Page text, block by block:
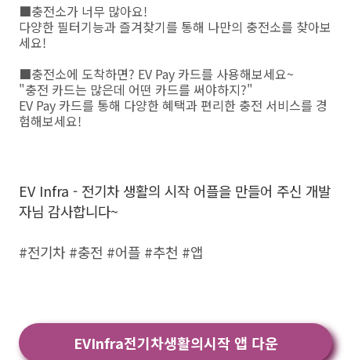
■충전소가 너무 많아요!
다양한 필터기능과 즐겨찾기를 통해 나만의 충전소를 찾아보
세요!
■충전소에 도착하면? EV Pay 카드를 사용해보세요~
"충전 카드는 많은데 어떤 카드를 써야하지?"
EV Pay 카드를 통해 다양한 혜택과 편리한 충전 서비스를 경
험해보세요!
EV Infra - 전기차 생활의 시작 어플을 만들어 주신 개발
자님 감사합니다~
#전기차 #충전 #어플 #추천 #앱
EVInfra전기차생활의시작 앱 다운